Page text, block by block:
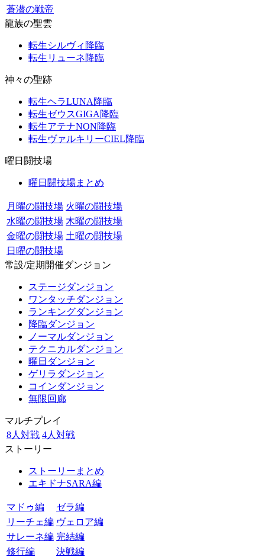
蒼潜の戦帝
龍族の聖雲
転生シルヴィ降臨
転生リューネ降臨
神々の聖跡
転生ヘラLUNA降臨
転生ゼウスGIGA降臨
転生アテナNON降臨
転生ヴァルキリーCIEL降臨
曜日闘技場
曜日闘技場まとめ
月曜の闘技場 火曜の闘技場
水曜の闘技場 木曜の闘技場
金曜の闘技場 土曜の闘技場
日曜の闘技場
常設/定期開催ダンジョン
ステージダンジョン
ワンタッチダンジョン
ランキングダンジョン
降臨ダンジョン
ノーマルダンジョン
テクニカルダンジョン
曜日ダンジョン
ゲリラダンジョン
コインダンジョン
無限回廊
マルチプレイ
8人対戦 4人対戦
ストーリー
ストーリーまとめ
エキドナSARA編
マドゥ編
ゼラ編
リーチェ編 ヴェロア編
サレーネ編 完結編
修行編
決戦編